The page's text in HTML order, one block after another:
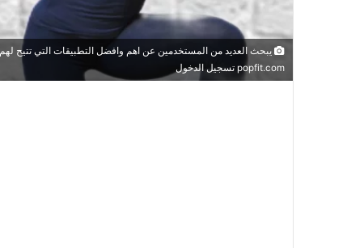
popfit.com تسجيل الدخول